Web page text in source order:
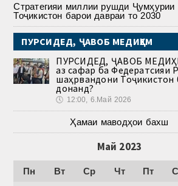
Стратегияи миллии рушди Ҷумҳурии
Тоҷикистон барои давраи то 2030
ПУРСИДЕД, ҶАВОБ МЕДИҲЕМ
ПУРСИДЕД, ҶАВОБ
аз сафар ба Федератсияи
шаҳрвандони Тоҷикистон
донанд?
🕔 12:00, 6.Май 2026
Ҳамаи маводҳои бахш
Май 2023
Пн Вт Ср Чт Пт